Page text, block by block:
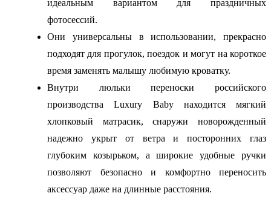
идеальным вариантом для праздничных
фотосессий.
Они универсальны в использовании, прекрасно
подходят для прогулок, поездок и могут на короткое
время заменять малышу любимую кроватку.
Внутри люльки переноски российского
производства Luxury Baby находится мягкий
хлопковый матрасик, снаружи новорожденный
надежно укрыт от ветра и посторонних глаз
глубоким козырьком, а широкие удобные ручки
позволяют безопасно и комфортно переносить
аксессуар даже на длинные расстояния.